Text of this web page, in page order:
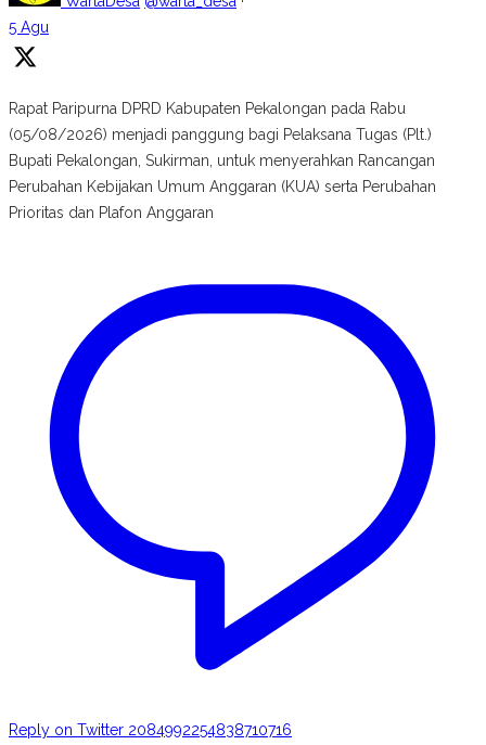
5 Agu
Rapat Paripurna DPRD Kabupaten Pekalongan pada Rabu
(05/08/2026) menjadi panggung bagi Pelaksana Tugas (Plt.)
Bupati Pekalongan, Sukirman, untuk menyerahkan Rancangan
Perubahan Kebijakan Umum Anggaran (KUA) serta Perubahan
Prioritas dan Plafon Anggaran
Reply on Twitter 2084992254838710716